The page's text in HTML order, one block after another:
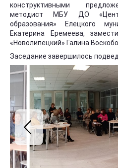
конструктивными
методист МБУ ДО «Центр
образования» Елецкого
Екатерина Еремеева,
«Новолипецкий» Галина
Заседание завершилось